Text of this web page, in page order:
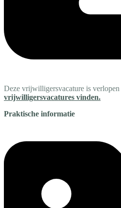
Deze vrijwilligersvacature is verlopen
vrijwilligersvacatures vinden.
Praktische informatie